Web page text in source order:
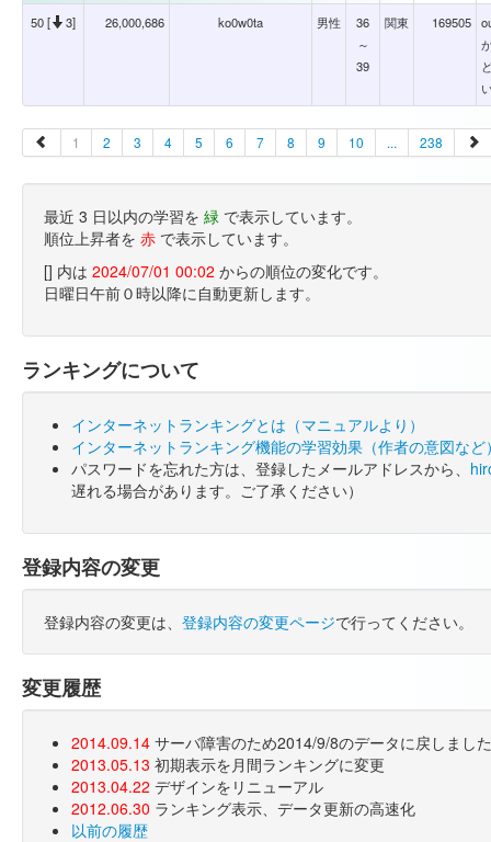
50 [ 3] 26,000,686 ko0w0ta 男性
36
～
39
関東 169505
1 2 3 4 5 6 7 8 9 10 ... 238
最近 3 日以内の学習を 緑 で表示しています。
順位上昇者を 赤 で表示しています。
[] 内は 2024/07/01 00:02 からの順位の変化です。
日曜日午前０時以降に自動更新します。
ランキングについて
インターネットランキングとは（マニュアルより）
インターネットランキング機能の学習効果（作者の意図など
パスワードを忘れた方は、登録したメールアドレスから、
遅れる場合があります。ご了承ください）
登録内容の変更
登録内容の変更は、 登録内容の変更ページで行ってください。
変更履歴
2014.09.14 サーバ障害のため2014/9/8のデータに戻しまし
2013.05.13 初期表示を月間ランキングに変更
2013.04.22 デザインをリニューアル
2012.06.30 ランキング表示、データ更新の高速化
以前の履歴